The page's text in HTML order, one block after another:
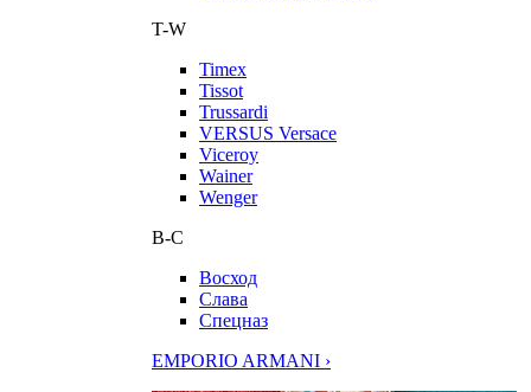
T-W
Timex
Tissot
Trussardi
VERSUS Versace
Viceroy
Wainer
Wenger
В-С
Восход
Слава
Спецназ
EMPORIO ARMANI ›